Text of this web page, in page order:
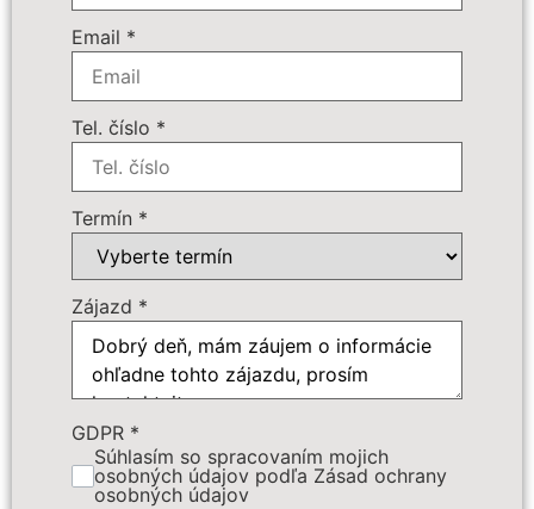
Email *
Tel. číslo *
Termín *
Zájazd *
GDPR *
Súhlasím so spracovaním mojich
osobných údajov podľa Zásad ochrany
osobných údajov
Počet osôb*
Cena zájazdu
Dôležité:
PREDBEŽNE OBJEDNAŤ